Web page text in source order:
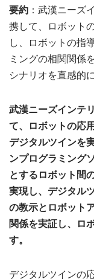
要約 ：武漢ニーズ
携して、ロボット
し、ロボットの指
ミングの相関関係
シナリオを直感的
武漢ニーズインテ
て、ロボットの応
デジタルツインを
ンプログラミング
とするロボット間
実現し、デジタル
の教示とロボット
関係を実証し、ロ
す。
デジタルツインの